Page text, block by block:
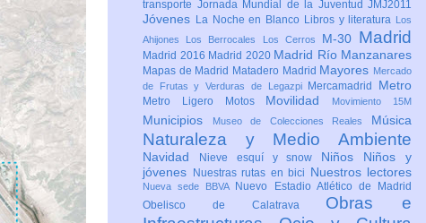
transporte Jornada Mundial de la Juventud JMJ2011
Jóvenes La Noche en Blanco Libros y literatura
Los
Ahijones
Los Berrocales Los Cerros M-30 Madrid
Madrid 2016 Madrid 2020 Madrid Río Manzanares
Mapas de Madrid Matadero Madrid Mayores Mercado
de Frutas y Verduras de Legazpi
Mercamadrid Metro
Metro Ligero Motos Movilidad Movimiento 15M
Municipios Museo de Colecciones Reales Música
Naturaleza y Medio Ambiente
Navidad Nieve esquí y snow Niños Niños y
jóvenes
Nuestras rutas en bici Nuestros lectores
Nueva sede BBVA
Nuevo Estadio Atlético de Madrid
Obelisco de Calatrava Obras e